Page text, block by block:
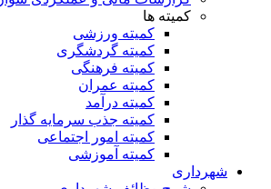
کمیته ها
کمیته ورزشی
کمیته گردشگری
کمیته فرهنگی
کمیته عمران
کمیته درآمد
کمیته جذب سرمایه گذار
کمیته امور اجتماعی
کمیته آموزشی
شهرداری